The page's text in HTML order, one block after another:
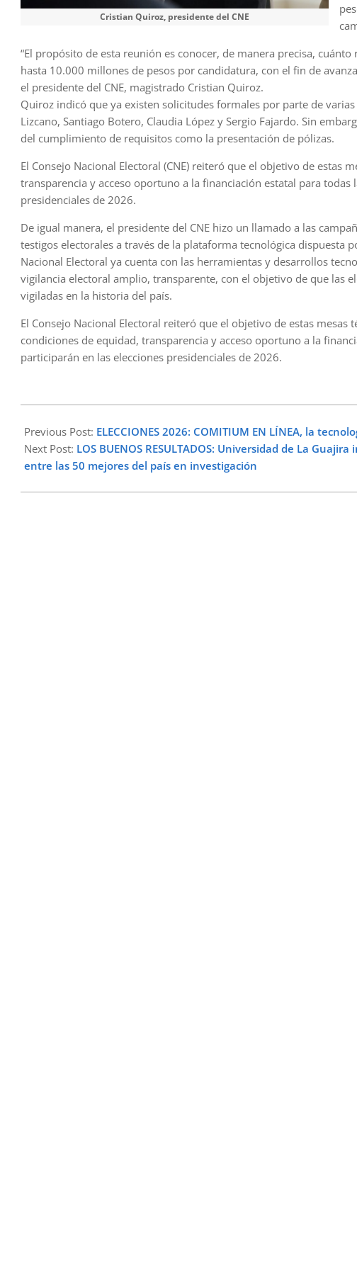
Cristian Quiroz, presidente del CNE
“El propósito de esta reunión es conocer, de manera precisa,
hasta 10.000 millones de pesos por candidatura, con el fin de
el presidente del CNE, magistrado Cristian Quiroz.
Quiroz indicó que ya existen solicitudes formales por parte de
Lizcano, Santiago Botero, Claudia López y Sergio Fajardo. Sin
del cumplimiento de requisitos como la presentación de pólizas.
El Consejo Nacional Electoral (CNE) reiteró que el objetivo de estas
transparencia y acceso oportuno a la financiación estatal para todas
presidenciales de 2026.
De igual manera, el presidente del CNE hizo un llamado a las
testigos electorales a través de la plataforma tecnológica dispuesta
Nacional Electoral ya cuenta con las herramientas y desarrollos
vigilancia electoral amplio, transparente, con el objetivo de que las
vigiladas en la historia del país.
El Consejo Nacional Electoral reiteró que el objetivo de estas
condiciones de equidad, transparencia y acceso oportuno a la
participarán en las elecciones presidenciales de 2026.
05-
15
Previous Post: ELECCIONES 2026: COMITIUM EN LÍNEA, la
Next Post: LOS BUENOS RESULTADOS: Universidad de La
entre las 50 mejores del país en investigación